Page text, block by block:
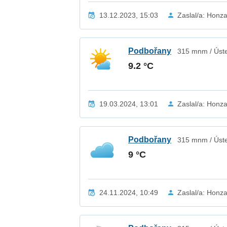
13.12.2023, 15:03 Zaslal/a:
Podbořany 315 mnm /
9.2 °C
19.03.2024, 13:01 Zaslal/a:
Podbořany 315 mnm /
9 °C
24.11.2024, 10:49 Zaslal/a: